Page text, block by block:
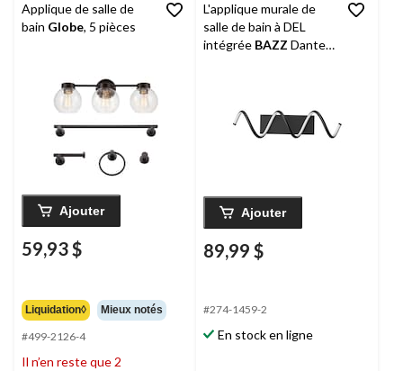
Applique de salle de
bain Globe, 5 pièces
Ajouter
59,93 $
Liquidation◊ Mieux notés
#499-2126-4
Il n’en reste que 2
L'applique murale de
salle de bain à DEL
intégrée BAZZ Dante,
Ajouter
89,99 $
#274-1459-2
En stock en ligne